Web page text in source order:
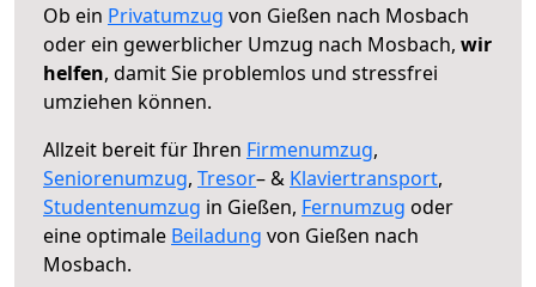
Ob ein Privatumzug von Gießen nach Mosbach
oder ein gewerblicher Umzug nach Mosbach, wir
helfen, damit Sie problemlos und stressfrei
umziehen können.
Allzeit bereit für Ihren Firmenumzug,
Seniorenumzug, Tresor– & Klaviertransport,
Studentenumzug in Gießen, Fernumzug oder
eine optimale Beiladung von Gießen nach
Mosbach.